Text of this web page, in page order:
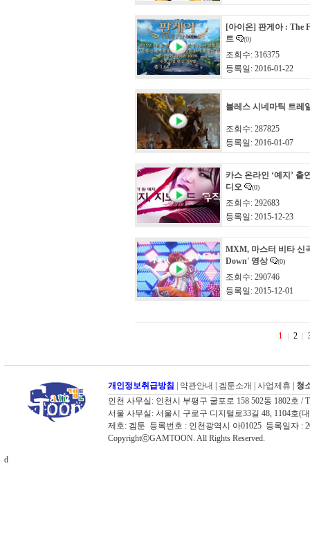
[아이온] 판게아 : The
트
(0)
조회수: 316375
등록일: 2016-01-22
블레스 시네마틱 트레
조회수: 287825
등록일: 2016-01-07
카스 온라인 ‘예지’ 출
디오
(0)
조회수: 292683
등록일: 2015-12-23
MXM, 마스터 비타 신
Down' 영상
(0)
조회수: 290746
등록일: 2015-12-01
1 2
개인정보취급방침 약관안내 겜툰소개 사업제휴
청
인천 사무실: 인천시 부평구 굴포로 158 502동 1802호 /
서울 사무실: 서울시 구로구 디지털로33길 48, 1104호(
제호: 겜툰 등록번호 : 인천광역시 아01025 등록일자 :
CopyrightⓒGAMTOON. All Rights Reserved.
d